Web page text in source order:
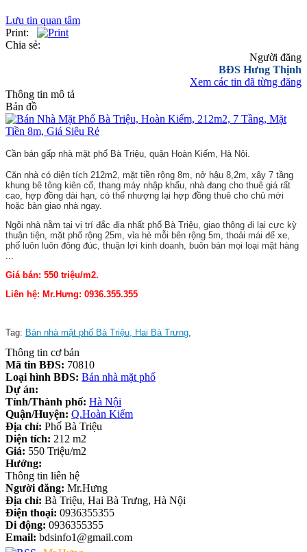
Lưu tin quan tâm
Print:
Chia sẻ:
Người đăng
BĐS Hưng Thịnh
Xem các tin đã từng đăng
Thông tin mô tả
Bản đồ
Cần bán gấp nhà mặt phố Bà Triệu, quận Hoàn Kiếm, Hà Nội.
Căn nhà có diện tích 212m2, mặt tiền rộng 8m, nở hậu 8,2m, xây 7 tầng
khung bê tông kiên cố, thang máy nhập khẩu, nhà đang cho thuê giá rất
cao, hợp đồng dài hạn, có thể nhượng lại hợp đồng thuê cho chủ mới
hoặc bàn giao nhà ngay.
Ngôi nhà nằm tại vị trí đắc địa nhất phố Bà Triệu, giao thông đi lại cực kỳ
thuận tiện, mặt phố rộng 25m, vỉa hè mỗi bên rộng 5m, thoải mái để xe,
phố luôn luôn đông đúc, thuận lợi kinh doanh, buôn bán mọi loại mặt hàng
...
Giá bán: 550 triệu/m2.
Liên hệ: Mr.Hưng: 0936.355.355
Tag: Bán nhà mặt phố Bà Triệu, Hai Bà Trưng,
Thông tin cơ bản
Mã tin BĐS: 70810
Loại hình BĐS: Bán nhà mặt phố
Dự án:
Tỉnh/Thành phố: Hà Nội
Quận/Huyện: Q.Hoàn Kiếm
Địa chỉ: Phố Bà Triệu
Diện tích: 212 m2
Giá: 550 Triệu/m2
Hướng:
Thông tin liên hệ
Người đăng: Mr.Hưng
Địa chỉ: Bà Triệu, Hai Bà Trưng, Hà Nội
Điện thoại: 0936355355
Di động: 0936355355
Email: bdsinfo1@gmail.com